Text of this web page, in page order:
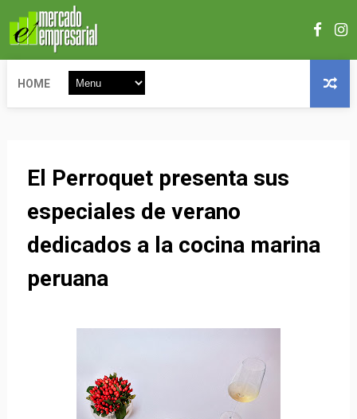
HOME
El Perroquet presenta sus
especiales de verano
dedicados a la cocina marina
peruana